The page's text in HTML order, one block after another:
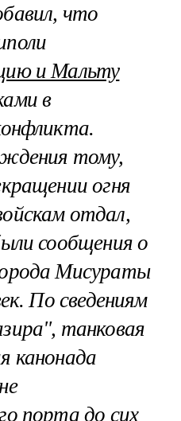
что
и Мальту
в
тому,
огня
отдал,
сообщения о
Мисураты
По сведениям
танковая
канонада
порта до сих